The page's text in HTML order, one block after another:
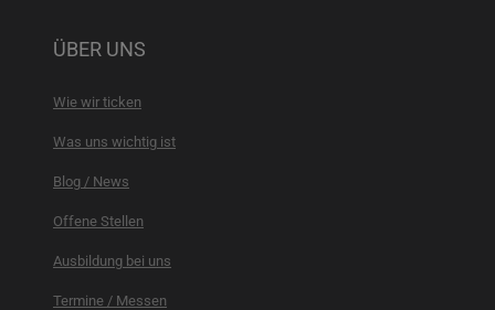
ÜBER UNS
Wie wir ticken
Was uns wichtig ist
Blog / News
Offene Stellen
Ausbildung bei uns
Termine / Messen